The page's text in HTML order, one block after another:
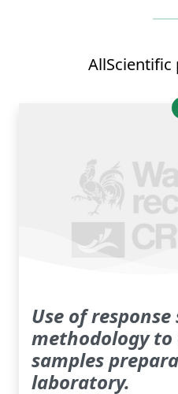
AllScientific
Use of
methodology
samples
laboratory.